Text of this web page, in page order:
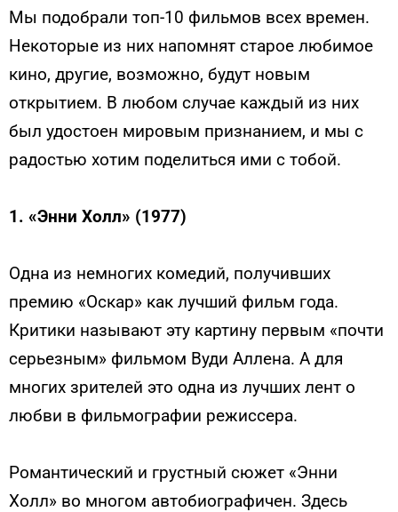
Мы подобрали топ-10 фильмов всех времен.
Некоторые из них напомнят старое любимое
кино, другие, возможно, будут новым
открытием. В любом случае каждый из них
был удостоен мировым признанием, и мы с
радостью хотим поделиться ими с тобой.
1. «Энни Холл» (1977)
Одна из немногих комедий, получивших
премию «Оскар» как лучший фильм года.
Критики называют эту картину первым «почти
серьезным» фильмом Вуди Аллена. А для
многих зрителей это одна из лучших лент о
любви в фильмографии режиссера.
Романтический и грустный сюжет «Энни
Холл» во многом автобиографичен. Здесь